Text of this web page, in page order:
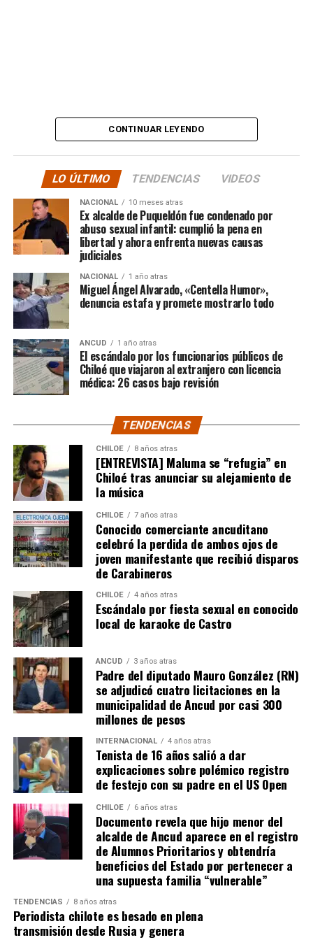
tele y donde sea para
hacer justicia.”
quienes lo han acompañado desde que compartió lo
ocurrido:
“Gracias a todos por el
apoyo!!!!”
Por el momento, las personas aludidas no han emitido
declaraciones públicas. La historia, según Centella,
recién comienza y, el mencionado posteo, ha generado
comentarios de todo tipo, en su gran mayoría, a favor
del humorista de Punta Arenas.
CONTINUAR LEYENDO
LO ÚLTIMO TENDENCIAS VIDEOS
NACIONAL 10 meses atras
Ex alcalde de Puqueldón fue condenado por
abuso sexual infantil: cumplió la pena en
libertad y ahora enfrenta nuevas causas
judiciales
NACIONAL 1 año atras
Miguel Ángel Alvarado, «Centella Humor»,
denuncia estafa y promete mostrarlo todo
ANCUD 1 año atras
El escándalo por los funcionarios públicos de
Chiloé que viajaron al extranjero con licencia
médica: 26 casos bajo revisión
TENDENCIAS
CHILOE 8 años atras
[ENTREVISTA] Maluma se “refugia” en
Chiloé tras anunciar su alejamiento de
la música
CHILOE 7 años atras
Conocido comerciante ancuditano
celebró la perdida de ambos ojos de
joven manifestante que recibió disparos
de Carabineros
CHILOE 4 años atras
Escándalo por fiesta sexual en conocido
local de karaoke de Castro
ANCUD 3 años atras
Padre del diputado Mauro González (RN)
se adjudicó cuatro licitaciones en la
municipalidad de Ancud por casi 300
millones de pesos
INTERNACIONAL 4 años atras
Tenista de 16 años salió a dar
explicaciones sobre polémico registro
de festejo con su padre en el US Open
CHILOE 6 años atras
Documento revela que hijo menor del
alcalde de Ancud aparece en el registro
de Alumnos Prioritarios y obtendría
beneficios del Estado por pertenecer a
una supuesta familia “vulnerable”
TENDENCIAS 8 años atras
Periodista chilote es besado en plena
transmisión desde Rusia y genera